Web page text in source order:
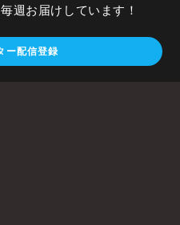
週お届けしています！
ー配信登録